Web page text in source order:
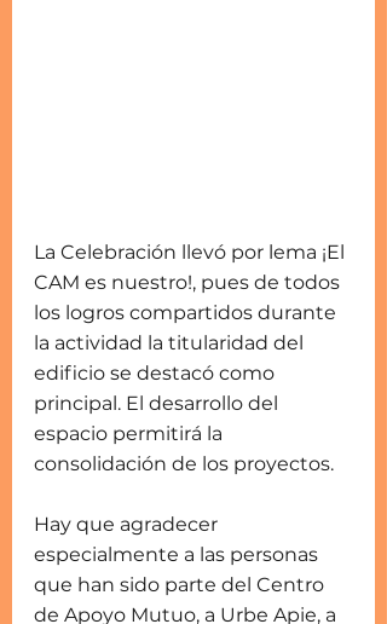
La Celebración llevó por lema ¡El
CAM es nuestro!, pues de todos
los logros compartidos durante
la actividad la titularidad del
edificio se destacó como
principal. El desarrollo del
espacio permitirá la
consolidación de los proyectos.
Hay que agradecer
especialmente a las personas
que han sido parte del Centro
de Apoyo Mutuo, a Urbe Apie, a